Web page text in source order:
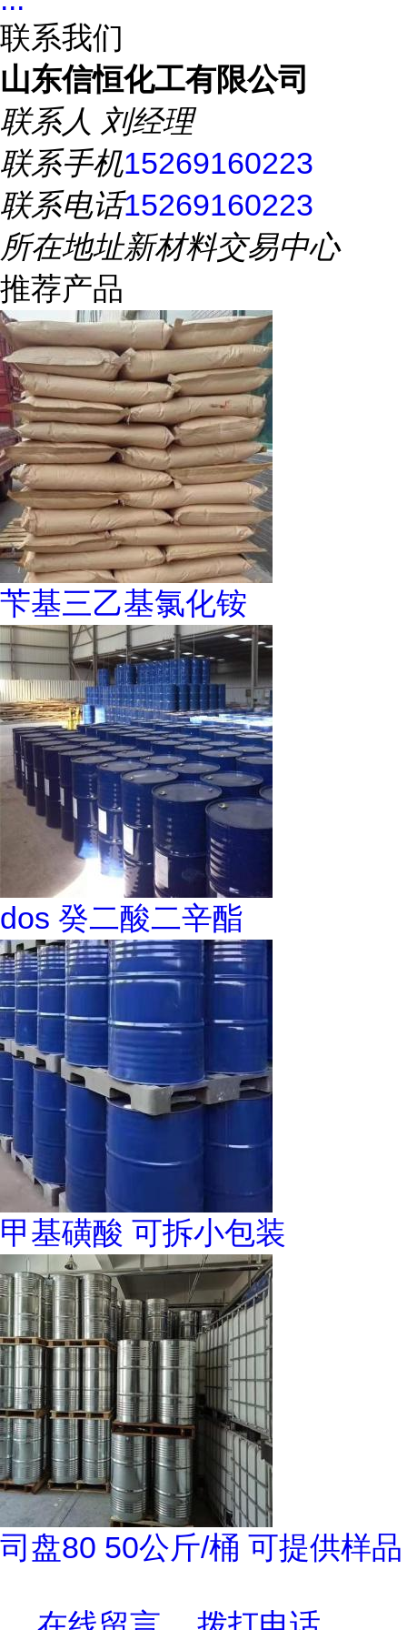
联系我们
山东信恒化工有限公司
联系人 刘经理
联系手机15269160223
联系电话15269160223
所在地址新材料交易中心
推荐产品
苄基三乙基氯化铵
dos 癸二酸二辛酯
甲基磺酸 可拆小包装
司盘80 50公斤/桶 可提供样品